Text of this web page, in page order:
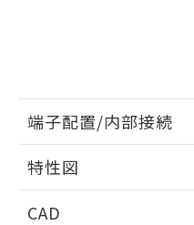
端子配置/内部接続
端子配置/内部接続
特性図
CAD
荷製品に未対応品
欄に対応日を記載し
既に当社にて対応
り、2022年1月12日
す。